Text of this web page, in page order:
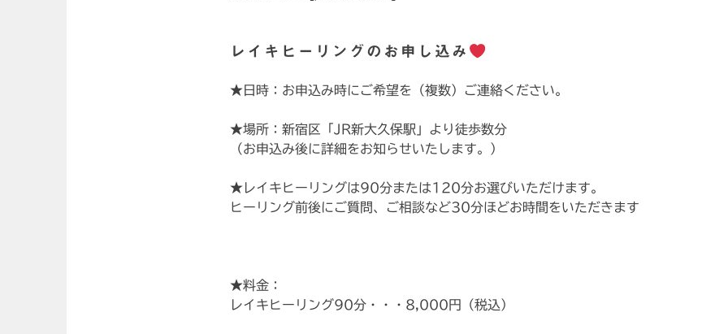
レイキヒーリングのお申し込み
★日時：お申込み時にご希望を（複数）ご連絡ください。
★場所：新宿区「JR新大久保駅」より徒歩数分
（お申込み後に詳細をお知らせいたします。）
★レイキヒーリングは90分または120分お選びいただけます。
ヒーリング前後にご質問、ご相談など30分ほどお時間をいただきます
★料金：
レイキヒーリング90分・・・8,000円（税込）